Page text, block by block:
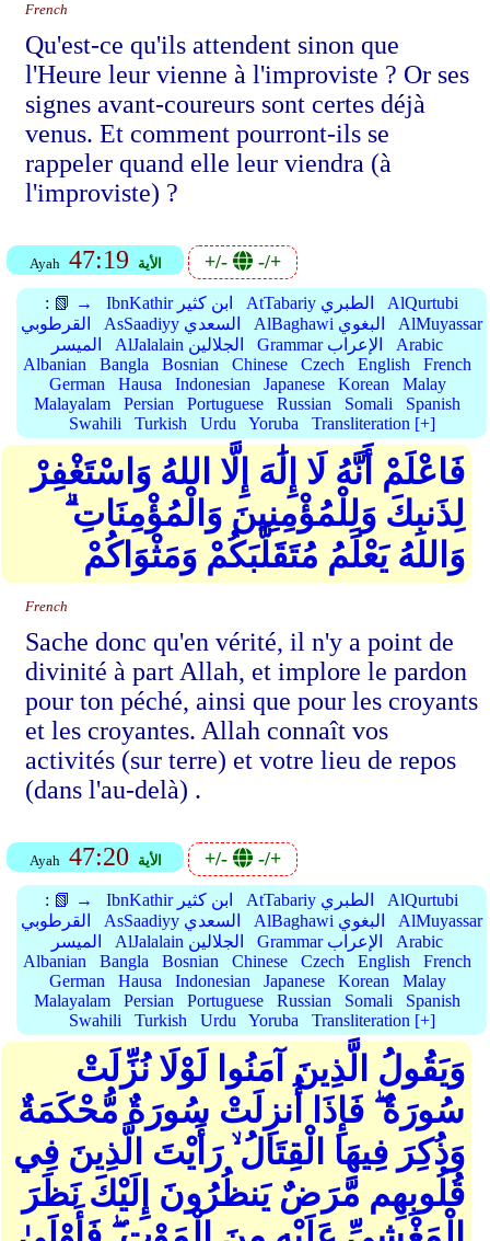
French
Qu'est-ce qu'ils attendent sinon que
l'Heure leur vienne à l'improviste ? Or ses
signes avant-coureurs sont certes déjà
venus. Et comment pourront-ils se
rappeler quand elle leur viendra (à
l'improviste) ?
Ayah 47:19 الأية +/- -/+
: 📗 → IbnKathir ابن كثير AtTabariy الطبري
AlQurtubi
القرطوبي
AsSaadiyy السعدي AlBaghawi البغوي
AlMuyassar
الميسر
AlJalalain الجلالين Grammar الإعراب
Arabic
Albanian
Bangla Bosnian Chinese Czech English
French
German
Hausa Indonesian Japanese Korean
Malay
Malayalam
Persian Portuguese Russian Somali
Spanish
Swahili
Turkish Urdu Yoruba Transliteration [+]
فَاعْلَمْ أَنَّهُ لَا إِلَٰهَ إِلَّا اللهُ وَاسْتَغْفِرْ
لِذَنبِكَ وَلِلْمُؤْمِنِينَ وَالْمُؤْمِنَاتِ ۗ
وَاللهُ يَعْلَمُ مُتَقَلَّبَكُمْ وَمَثْوَاكُمْ
French
Sache donc qu'en vérité, il n'y a point de
divinité à part Allah, et implore le pardon
pour ton péché, ainsi que pour les croyants
et les croyantes. Allah connaît vos
activités (sur terre) et votre lieu de repos
(dans l'au-delà) .
Ayah 47:20 الأية +/- -/+
: 📗 → IbnKathir ابن كثير AtTabariy الطبري
AlQurtubi
القرطوبي
AsSaadiyy السعدي AlBaghawi البغوي
AlMuyassar
الميسر
AlJalalain الجلالين Grammar الإعراب
Arabic
Albanian
Bangla Bosnian Chinese Czech English
French
German
Hausa Indonesian Japanese Korean
Malay
Malayalam
Persian Portuguese Russian Somali
Spanish
Swahili
Turkish Urdu Yoruba Transliteration [+]
وَيَقُولُ الَّذِينَ آمَنُوا لَوْلَا نُزِّلَتْ
سُورَةٌ ۖ فَإِذَا أُنزِلَتْ سُورَةٌ مُّحْكَمَةٌ
وَذُكِرَ فِيهَا الْقِتَالُ ۙ رَأَيْتَ الَّذِينَ فِي
قُلُوبِهِم مَّرَضٌ يَنظُرُونَ إِلَيْكَ نَظَرَ